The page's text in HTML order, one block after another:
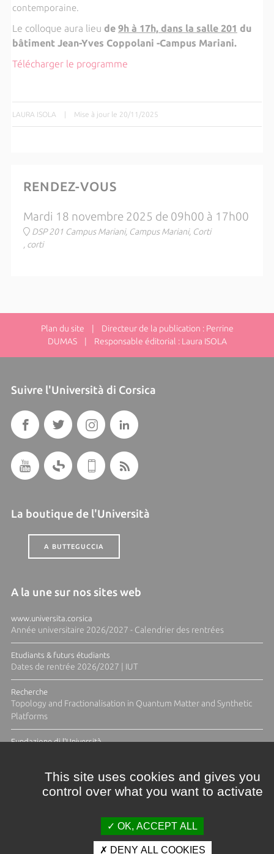
contemporaine.
Le colloque aura lieu de 9h à 17h, dans la salle 201 du
bâtiment Jean-Yves Coppolani -Campus Mariani.
Télécharger le programme
LAURA ISOLA | Mise à jour le 20/11/2025
RENDEZ-VOUS
Mardi 18 novembre 2025 de 09h00 à 17h00
DSP 201 Campus Mariani, Campus Mariani, Corti
, corti
Plan du site | Directeur de la publication : Perrine
DUMAS | Responsable éditorial : Laura ISOLA
Suivre l'Università di Corsica
La boutique de l'Università
A BUTTEGUCCIA
A la une sur nos sites web
www.universita.corsica
Année universitaire 2026/2027 - Calendrier des rentrées
Etudiants & futurs étudiants
Dates de rentrée 2026/2027 | IUT
Recherche
Topology and Fractionalisation in Quantum Matter and Synthetic
Platforms
Fundazione di l'Università
This site uses cookies and gives you
control over what you want to activate
OK, ACCEPT ALL
DENY ALL COOKIES